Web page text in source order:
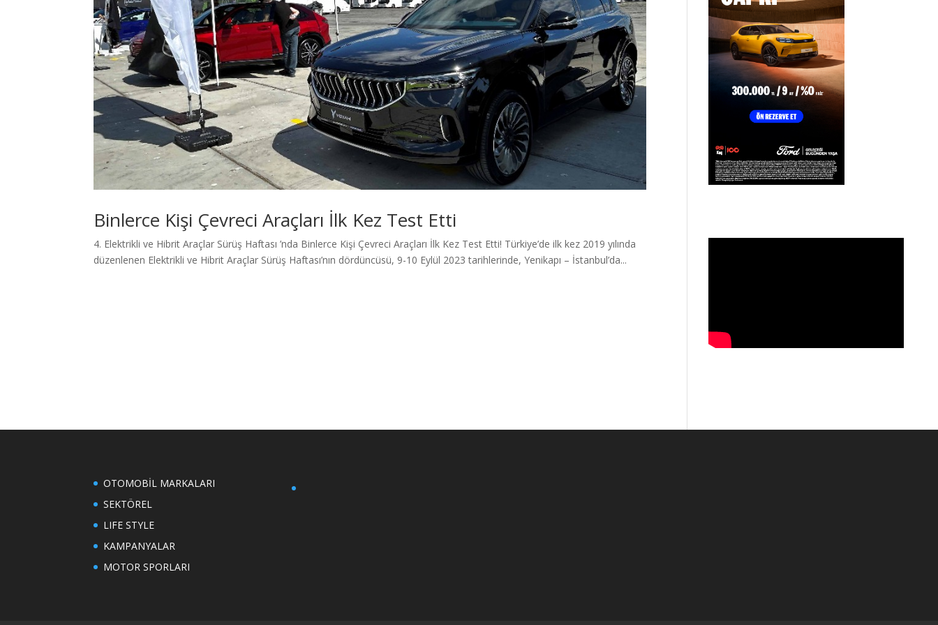
Binlerce Kişi Çevreci Araçları İlk Kez Test Etti
4. Elektrikli ve Hibrit Araçlar Sürüş Haftası ’nda Binlerce Kişi Çevreci Araçları İlk Kez Test Etti! Türkiye’de ilk kez 2019 yılında
düzenlenen Elektrikli ve Hibrit Araçlar Sürüş Haftası’nın dördüncüsü, 9-10 Eylül 2023 tarihlerinde, Yenikapı – İstanbul’da...
OTOMOBİL MARKALARI
SEKTÖREL
LIFE STYLE
KAMPANYALAR
MOTOR SPORLARI